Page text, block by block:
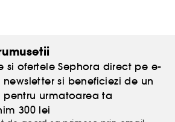
si ofertele Sephora direct pe e-
si beneficiezi de un
pentru urmatoarea ta
300 lei